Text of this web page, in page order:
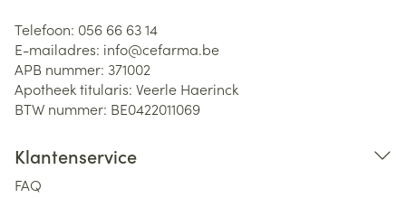
Telefoon: 056 66 63 14
E-mailadres: info@cefarma.be
APB nummer: 371002
Apotheek titularis: Veerle Haerinck
BTW nummer: BE0422011069
Klantenservice
FAQ